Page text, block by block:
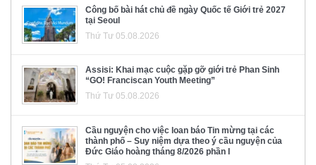
Công bố bài hát chủ đề ngày Quốc tế Giới trẻ 2027
tại Seoul
Thứ Tư 05.08.2026
Assisi: Khai mạc cuộc gặp gỡ giới trẻ Phan Sinh
“GO! Franciscan Youth Meeting”
Thứ Tư 05.08.2026
Cầu nguyện cho việc loan báo Tin mừng tại các
thành phố – Suy niệm dựa theo ý cầu nguyện của
Đức Giáo hoàng tháng 8/2026 phần I